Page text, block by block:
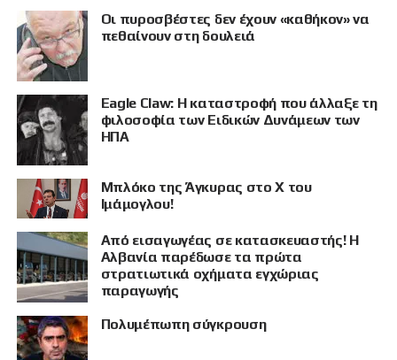
Οι πυροσβέστες δεν έχουν «καθήκον» να
πεθαίνουν στη δουλειά
Eagle Claw: Η καταστροφή που άλλαξε τη
φιλοσοφία των Ειδικών Δυνάμεων των
ΗΠΑ
Μπλόκο της Άγκυρας στο X του
Ιμάμογλου!
Από εισαγωγέας σε κατασκευαστής! Η
Αλβανία παρέδωσε τα πρώτα
στρατιωτικά οχήματα εγχώριας
παραγωγής
Πολυμέπωπη σύγκρουση